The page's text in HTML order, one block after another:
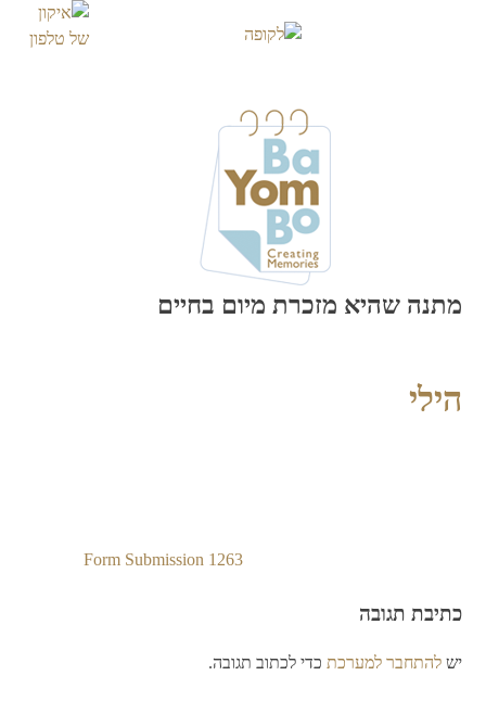
מתנה שהיא מזכרת מיום בחיים
הילי
Form Submission 1263
כתיבת תגובה
ישלהתחבר למערכת כדי לכתוב תגובה.